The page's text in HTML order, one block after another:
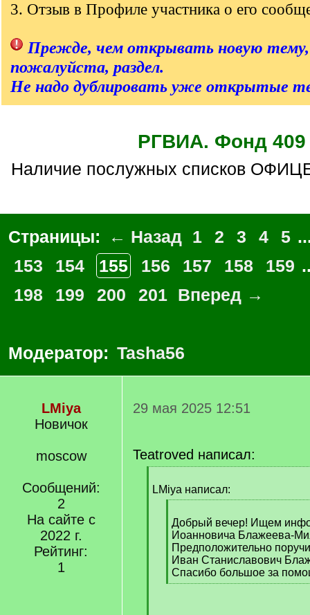
3. Отзыв в Профиле участника о его
Прежде, чем открывать новую
пожалуйста, раздел.
Не надо дублировать уже открытые
РГВИА. Фонд 409
Наличие послужных списков
Страницы: ← Назад 1 2 3 4 5
153
154 155 156 157 158 159
198
199 200 201 Вперед →
Модератор: Tasha56
LMiya
Новичок
moscow
Сообщений:
2
На сайте с
2022 г.
Рейтинг:
1
29 мая 2025 12:51
Teatroved написал:
qLMiya написал:
q
]
Добрый вечер! Ищем
Иоанновича Блажеева-
Предположительно
Иван Станиславович
Спасибо большое за
[